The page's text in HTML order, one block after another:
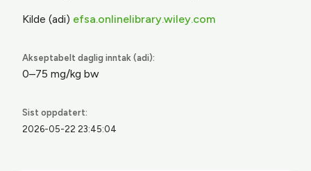
Kilde (adi) efsa.onlinelibrary.wiley.com
Akseptabelt daglig inntak (adi):
0–75 mg/kg bw
Sist oppdatert:
2026-05-22 23:45:04